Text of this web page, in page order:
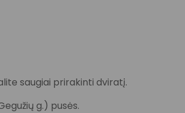
saugiai prirakinti dviratį.
g.) pusės.